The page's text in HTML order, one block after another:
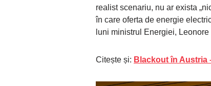
realist scenariu, nu ar exista
în care oferta de energie
luni ministrul Energiei,
Citește și: Blackout în Austria